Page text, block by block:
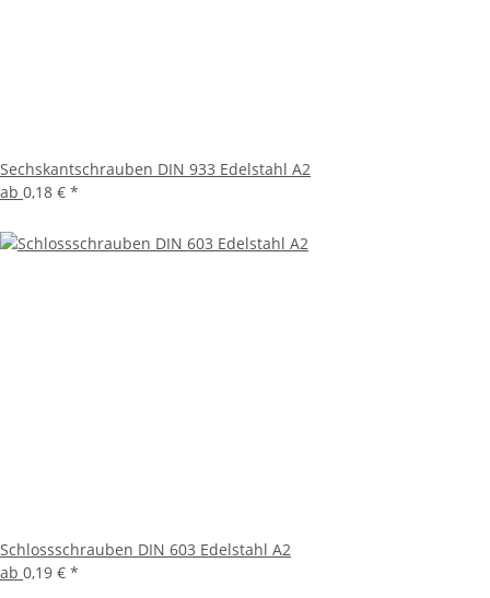
Sechskantschrauben DIN 933 Edelstahl A2
ab 0,18 € *
Schlossschrauben DIN 603 Edelstahl A2
ab 0,19 € *